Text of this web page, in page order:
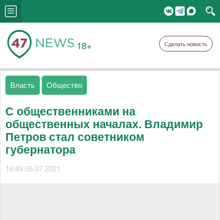
18+ Сделать новость
Власть Общество
С общественниками на
общественных началах. Владимир
Петров стал советником
губернатора
16:49 05.07.2021